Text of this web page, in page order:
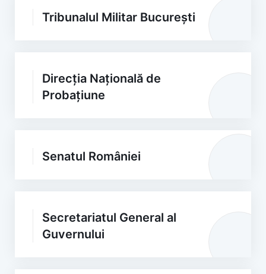
Tribunalul Militar București
Direcția Națională de
Probațiune
Senatul României
Secretariatul General al
Guvernului